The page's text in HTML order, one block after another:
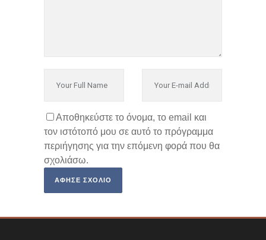
Αποθηκεύστε το όνομα, το email και
τον ιστότοπό μου σε αυτό το πρόγραμμα
περιήγησης για την επόμενη φορά που θα
σχολιάσω.